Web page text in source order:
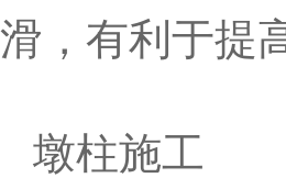
滑，有利于提
墩柱施工